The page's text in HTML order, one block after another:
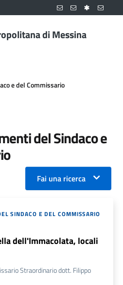
di Messina
e del Commissario
del Sindaco e
Fai una ricerca
SINDACO E DEL COMMISSARIO
dell'Immacolata, locali
Straordinario dott. Filippo